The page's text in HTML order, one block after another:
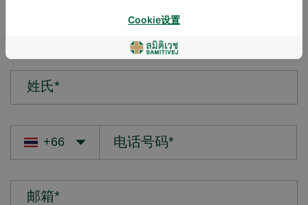
姓氏*
邮箱*
Cookie设置